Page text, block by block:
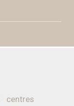
centres